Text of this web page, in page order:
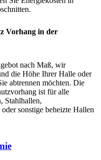
Vorhang in der
nach Maß, wir
die Höhe Ihrer Halle oder
abtrennen möchten. Die
ist für alle
Stahlhallen,
sonstige beheizte Hallen